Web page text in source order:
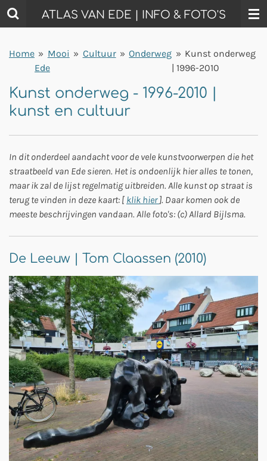
Ga
direct
de
hoofdinhoud
ATLAS VAN EDE | INFO & FOTO'S
Home » Mooi
Ede
» Cultuur » Onderweg » Kunst onderweg
| 1996-2010
Kunst onderweg - 1996-2010 |
kunst en cultuur
In dit onderdeel aandacht voor de vele kunstvoorwerpen die het
straatbeeld van Ede sieren. Het is ondoenlijk hier alles te tonen,
maar ik zal de lijst regelmatig uitbreiden. Alle kunst op straat is
terug te vinden in deze kaart: [ klik hier]. Daar komen ook de
meeste beschrijvingen vandaan. Alle foto's: (c) Allard Bijlsma.
De Leeuw | Tom Claassen (2010)